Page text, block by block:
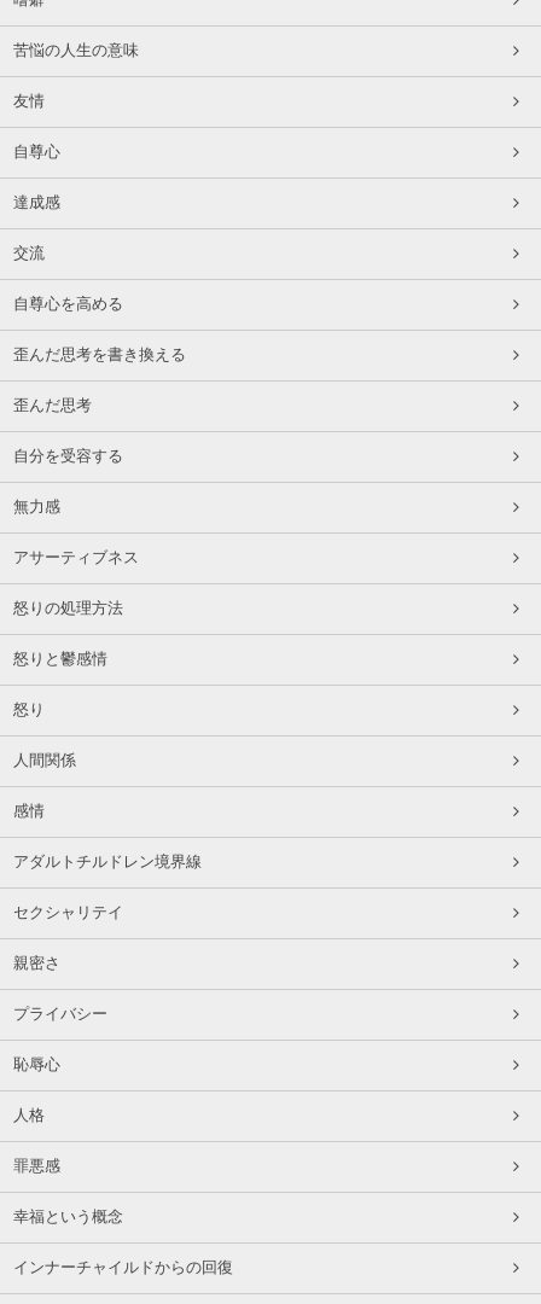
苦悩の人生の意味
友情
自尊心
達成感
交流
自尊心を高める
歪んだ思考を書き換える
歪んだ思考
自分を受容する
無力感
アサーティブネス
怒りの処理方法
怒りと鬱感情
怒り
人間関係
感情
アダルトチルドレン境界線
セクシャリテイ
親密さ
プライバシー
恥辱心
人格
罪悪感
幸福という概念
インナーチャイルドからの回復